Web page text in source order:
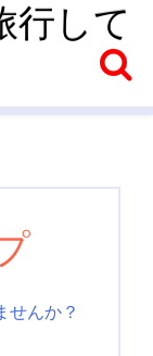
行して
せんか？